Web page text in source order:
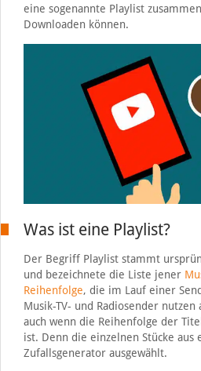
eine sogenannte Playlist
Downloaden können.
Was ist eine Playlist?
Der Begriff Playlist stammt
und bezeichnete die Liste jener
Reihenfolge, die im Lauf einer
Musik-TV- und Radiosender nutzen
auch wenn die Reihenfolge der
ist. Denn die einzelnen Stücke aus
Zufallsgenerator ausgewählt.